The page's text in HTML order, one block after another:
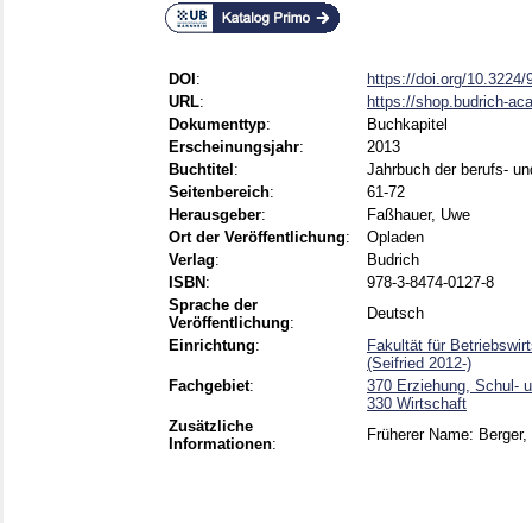
DOI :
https://doi.org/10.3224/
URL:
https://shop.budrich-
Dokumenttyp:
Buchkapitel
Erscheinungsjahr:
2013
Buchtitel :
Jahrbuch der berufs-
Seitenbereich:
61-72
Herausgeber:
Faßhauer, Uwe
Ort der Veröffentlichung:
Opladen
Verlag:
Budrich
ISBN :
978-3-8474-0127-8
Sprache der
Veröffentlichung:
Deutsch
Einrichtung:
Fakultät für
(Seifried 2012-)
Fachgebiet:
370 Erziehung, Schul-
330 Wirtschaft
Zusätzliche
Informationen:
Früherer Name: